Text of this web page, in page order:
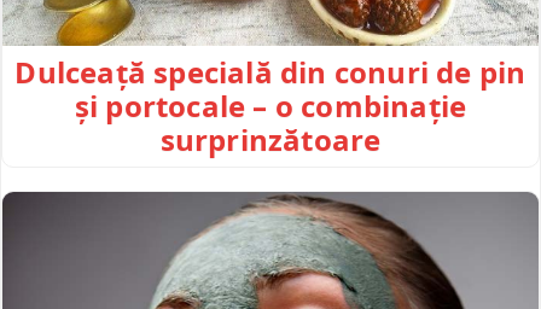
Dulceață specială din conuri de pin
și portocale – o combinație
surprinzătoare